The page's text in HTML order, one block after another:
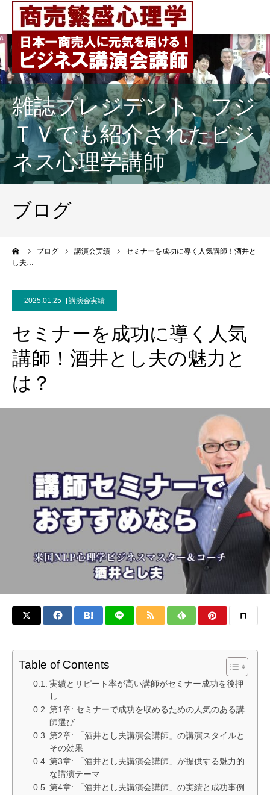
雑誌プレジデント、フジ
ＴＶでも紹介されたビジ
ネス心理学講師
ブログ
ブログ 講演会実績
セミナーを成功に導く人気講師！酒井と
し夫…
2025.01.25 講演会実績
セミナーを成功に導く人気
講師！酒井とし夫の魅力と
は？
Table of Contents
実績とリピート率が高い講師がセミナー成功を後押
し
第1章: セミナーで成功を収めるための人気のある講
師選び
第2章: 「酒井とし夫講演会講師」の講演スタイルと
その効果
第3章: 「酒井とし夫講演会講師」が提供する魅力的
な講演テーマ
第4章: 「酒井とし夫講演会講師」の実績と成功事例